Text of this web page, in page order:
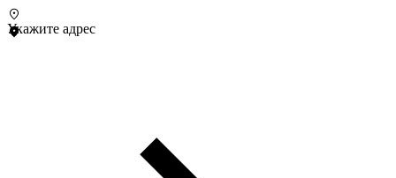
Укажите адрес